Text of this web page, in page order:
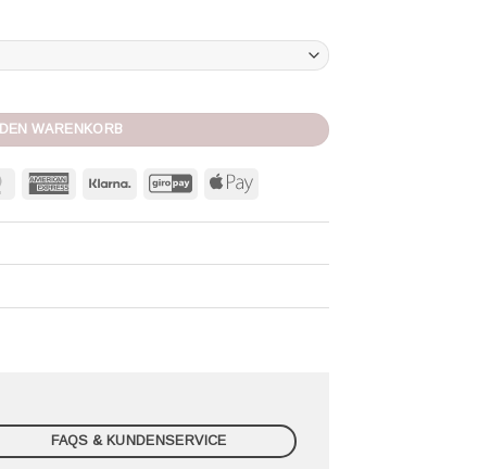
DEN WARENKORB
MasterCard American
Klarna GiroPay Apple
FAQS & KUNDENSERVICE